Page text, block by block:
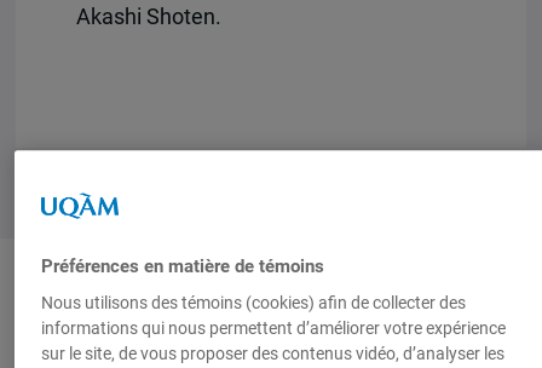
Akashi Shoten.
Produit par
Préférences en matière de témoins
Nous utilisons des témoins (cookies) afin de collecter des
informations qui nous permettent d’améliorer votre expérience
sur le site, de vous proposer des contenus vidéo, d’analyser les